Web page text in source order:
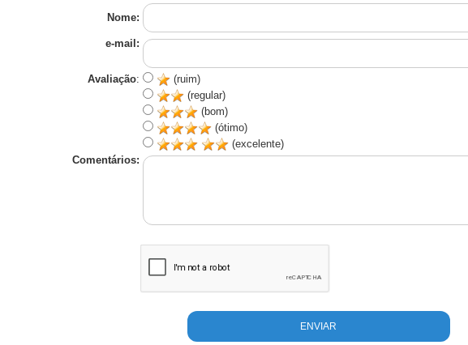
Nome:
e-mail:
Avaliação:
(ruim)
(regular)
(bom)
(ótimo)
(excelente)
Comentários: